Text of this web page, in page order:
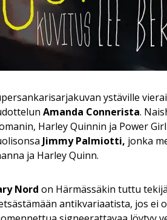
ystäville
Amanda Connerista.
Harley Quinnin ja Power
Jimmy Palmiotti, jonka
ja Harley Quinn.
Nord on Härmässäkin tuttu
antikvariaatista, jos ei